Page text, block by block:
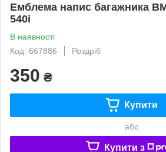
Емблема напис багажника
540i
В наявності
Код: 667886
Роздріб
350 ₴
Купити
або
Купити з